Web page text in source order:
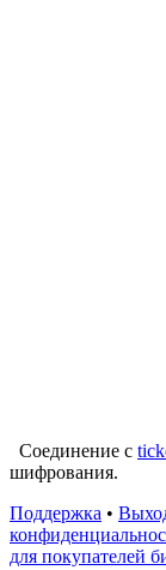
Соединение с
шифрования.
Поддержка •
для покупателей